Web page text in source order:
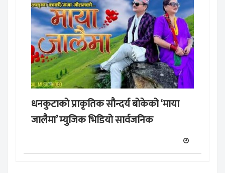
धनकुटाको प्राकृतिक सौन्दर्य बोकेको ‘माया
जालैमा’ म्युजिक भिडियो सार्वजनिक